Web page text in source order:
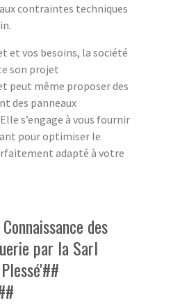
contraintes techniques
et vos besoins, la société
son projet
peut même proposer des
des panneaux
s’engage à vous fournir
pour optimiser le
adapté à votre
des
par la Sarl